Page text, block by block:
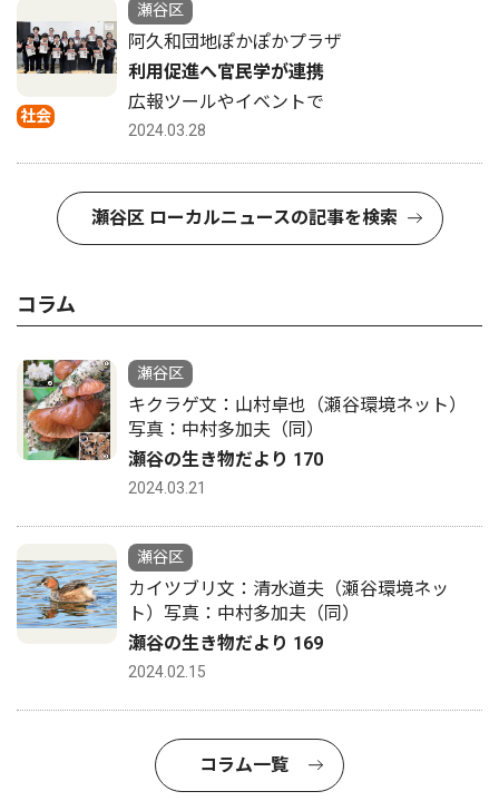
社会
瀬谷区
阿久和団地ぽかぽかプラザ
利用促進へ官民学が連携
広報ツールやイベントで
2024.03.28
瀬谷区 ローカルニュースの記事を検索
コラム
瀬谷区
キクラゲ文：山村卓也（瀬谷環境ネット）
写真：中村多加夫（同）
瀬谷の生き物だより 170
2024.03.21
瀬谷区
カイツブリ文：清水道夫（瀬谷環境ネッ
ト）写真：中村多加夫（同）
瀬谷の生き物だより 169
2024.02.15
コラム一覧